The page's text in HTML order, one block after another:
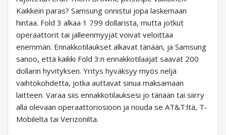
Kaikkein paras? Samsung onnistui jopa laskemaan
hintaa. Fold 3 alkaa 1 799 dollarista, mutta jotkut
operaattorit tai jälleenmyyjät voivat veloittaa
enemmän. Ennakkotilaukset alkavat tänään, ja Samsung
sanoo, että kaikki Fold 3:n ennakkotilaajat saavat 200
dollarin hyvityksen. Yritys hyväksyy myös neljä
vaihtokohdetta, jotka auttavat sinua maksamaan
laitteen. Varaa siis ennakkotilauksesi jo tänään tai siirry
alla olevaan operaattoriosioon ja nouda se AT&T:ltä, T-
Mobilelta tai Verizonilta.